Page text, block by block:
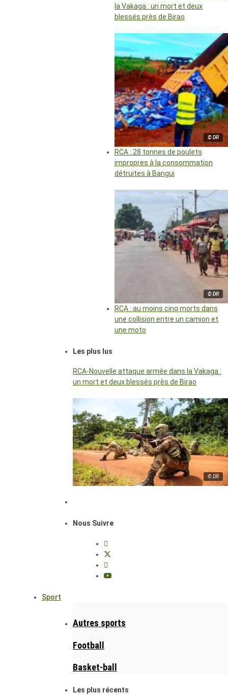
la Vakaga : un mort et deux
blessés près de Birao
© DR
RCA : 28 tonnes de poulets
impropres à la consommation
détruites à Bangui
© DR
RCA : au moins cinq morts dans
une collision entre un camion et
une moto
Les plus lus
RCA-Nouvelle attaque armée dans la Vakaga :
un mort et deux blessés près de Birao
© DR
Nous Suivre
Sport
Autres sports
Football
Basket-ball
Les plus récents